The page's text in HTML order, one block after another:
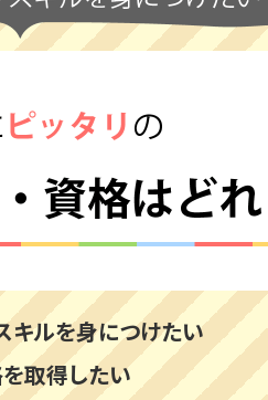
キルを身につけたい
を取得したい